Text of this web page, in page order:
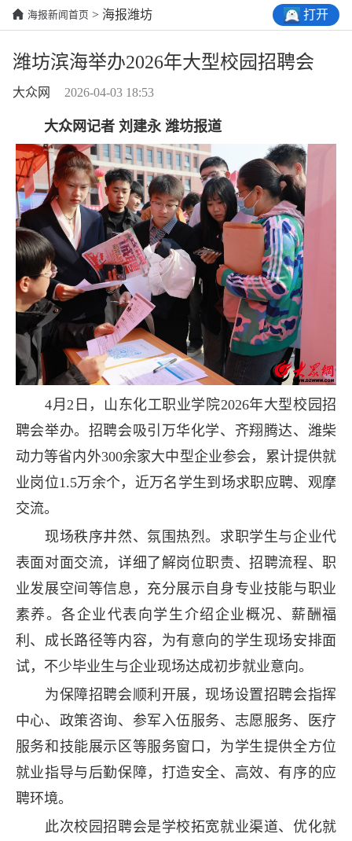
海报新闻首页 > 海报潍坊 打开
潍坊滨海举办2026年大型校园招聘会
大众网 2026-04-03 18:53
大众网记者 刘建永 潍坊报道
4月2日，山东化工职业学院2026年大型校园招
聘会举办。招聘会吸引万华化学、齐翔腾达、潍柴
动力等省内外300余家大中型企业参会，累计提供就
业岗位1.5万余个，近万名学生到场求职应聘、观摩
交流。
现场秩序井然、氛围热烈。求职学生与企业代
表面对面交流，详细了解岗位职责、招聘流程、职
业发展空间等信息，充分展示自身专业技能与职业
素养。各企业代表向学生介绍企业概况、薪酬福
利、成长路径等内容，为有意向的学生现场安排面
试，不少毕业生与企业现场达成初步就业意向。
为保障招聘会顺利开展，现场设置招聘会指挥
中心、政策咨询、参军入伍服务、志愿服务、医疗
服务和技能展示区等服务窗口，为学生提供全方位
就业指导与后勤保障，打造安全、高效、有序的应
聘环境。
此次校园招聘会是学校拓宽就业渠道、优化就